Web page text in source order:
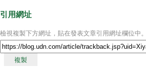
引用網址
檢視複製下方網址，貼在發表文章引用網址欄位中。
複製